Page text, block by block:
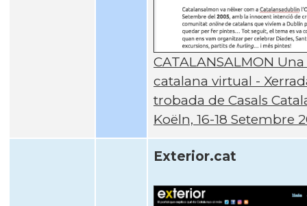
CATALANSALMON
catalana virtual -
trobada de Casals
Koëln, 16-18 Setembre
Exterior.cat